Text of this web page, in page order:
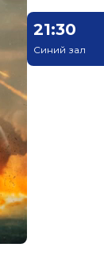
21:30
Синий зал